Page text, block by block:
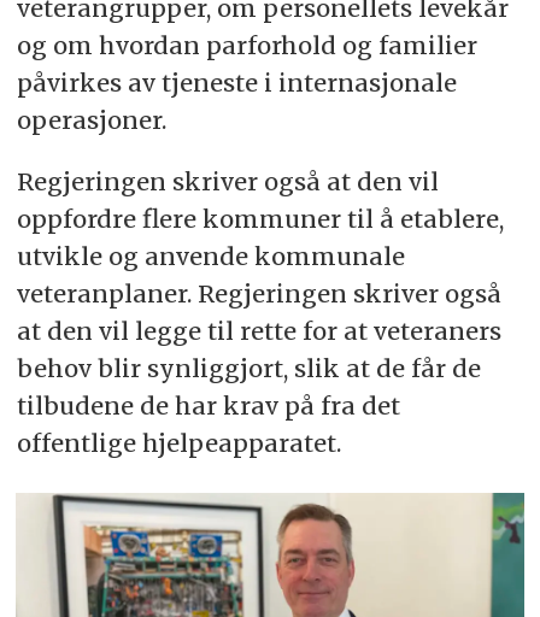
veterangrupper, om personellets levekår
og om hvordan parforhold og familier
påvirkes av tjeneste i internasjonale
operasjoner.
Regjeringen skriver også at den vil
oppfordre flere kommuner til å etablere,
utvikle og anvende kommunale
veteranplaner. Regjeringen skriver også
at den vil legge til rette for at veteraners
behov blir synliggjort, slik at de får de
tilbudene de har krav på fra det
offentlige hjelpeapparatet.